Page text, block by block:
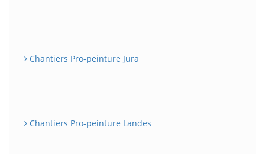
Chantiers Pro-peinture Jura
Chantiers Pro-peinture Landes